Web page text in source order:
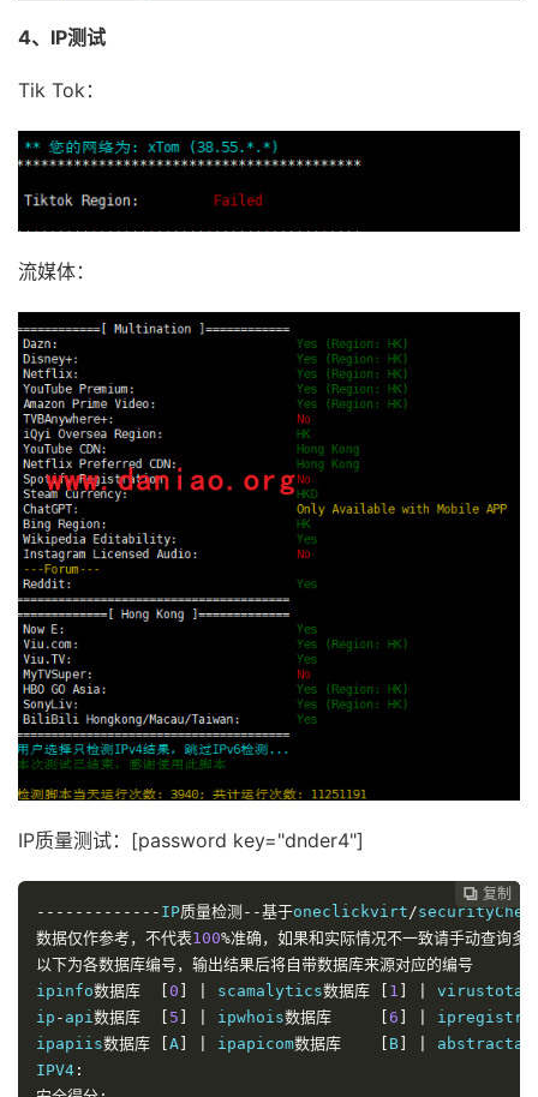
4、IP测试
Tik Tok：
流媒体：
IP质量测试：[password key="dnder4"]
 复制
 复制
 复制
 复制
 复制
 复制
------------- IP质量检测--基于oneclickvirt /
数据仅作参考，不代表100%准确，如果和实际情况不一致请手动查询多
以下为各数据库编号，输出结果后将自带数据库来源对应的编号
ipinfo数据库 [0 ] scamalytics数据库 [ 1 ] virustotal
ip - api 数据库 [ 5 ] ipwhois数据库 [6 ] ipregistry
ipapiis数据库 [A ] ipapicom数据库 [ B]
IPV4 :